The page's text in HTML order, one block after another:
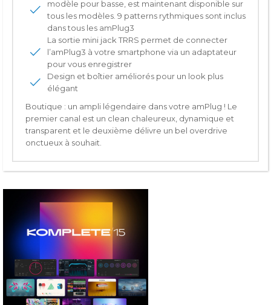
modèle pour basse, est maintenant disponible sur
tous les modèles. 9 patterns rythmiques sont inclus
dans tous les amPlug3
La sortie mini jack TRRS permet de connecter
l’amPlug3 à votre smartphone via un adaptateur
pour vous enregistrer
Design et boîtier améliorés pour un look plus
élégant
Boutique : un ampli légendaire dans votre amPlug ! Le
premier canal est un clean chaleureux, dynamique et
transparent et le deuxième délivre un bel overdrive
onctueux à souhait.